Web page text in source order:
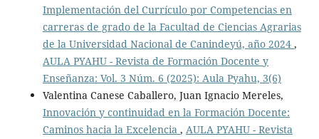
Implementación del Currículo por Competencias en
carreras de grado de la Facultad de Ciencias Agrarias
de la Universidad Nacional de Canindeyú, año 2024 ,
AULA PYAHU - Revista de Formación Docente y
Enseñanza: Vol. 3 Núm. 6 (2025): Aula Pyahu, 3(6)
Valentina Canese Caballero, Juan Ignacio Mereles,
Innovación y continuidad en la Formación Docente:
Caminos hacia la Excelencia , AULA PYAHU - Revista